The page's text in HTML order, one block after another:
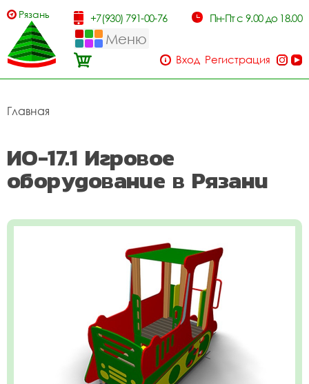
Рязань +7(930) 791-00-76 Пн-Пт с 9.00 до 18.00
Меню
Вход Регистрация
Главная
ИО-17.1 Игровое
оборудование в Рязани